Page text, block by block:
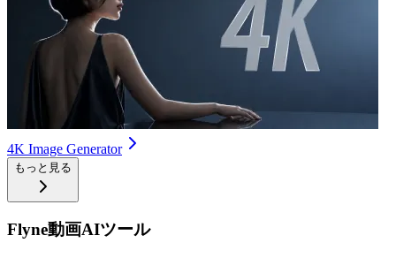
4K Image Generator
もっと見る
Flyne動画AIツール